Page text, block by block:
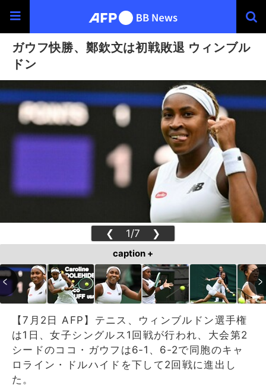
ガウフ快勝、鄭欽文は初戦敗退 ウィンブル
ドン
❮ 1/7 ❯
caption +
【7月2日 AFP】テニス、ウィンブルドン選手権
は1日、女子シングルス1回戦が行われ、大会第2
シードのココ・ガウフは6‐1、6‐2で同胞のキャ
ロライン・ドルハイドを下して2回戦に進出し
た。